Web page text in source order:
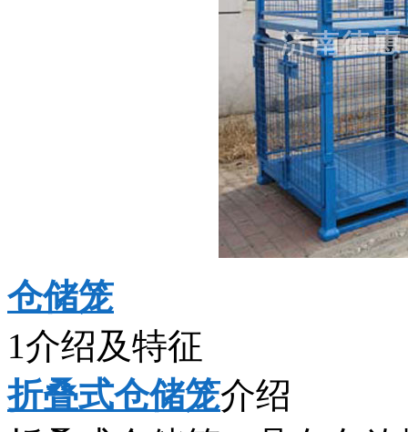
仓储笼
1介绍及特征
折叠式仓储笼介绍